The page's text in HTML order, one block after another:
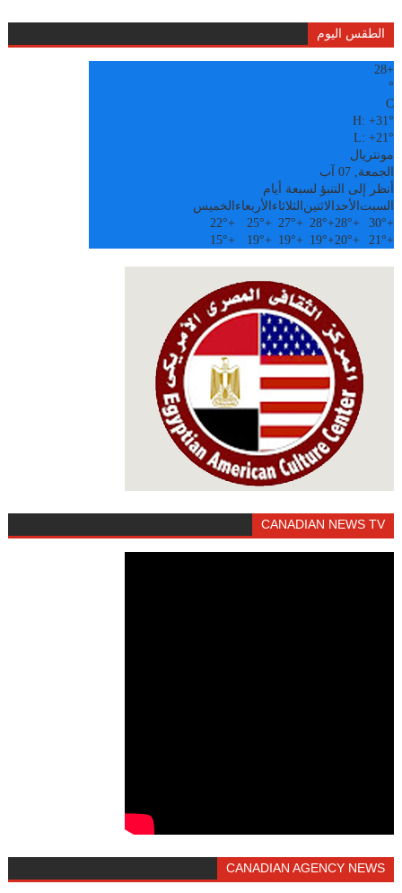
الطقس اليوم
+
28
°
C
H:+31°
L:+21°
مونتريال
الجمعة, 07 آب
أنظر إلى التنبؤ لسبعة أيام
السبت الأحدالاثنين الثلاثاء الأربعاء الخميس
+
30°
+
28°
+
28°
+
27°
+
25°
+
22°
+
21°
+
20°
+
19°
+
19°
+
19°
+
15°
CANADIAN NEWS TV
CANADIAN AGENCY NEWS